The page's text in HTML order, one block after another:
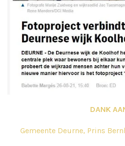
DANK
Gemeente Deurne, Prins